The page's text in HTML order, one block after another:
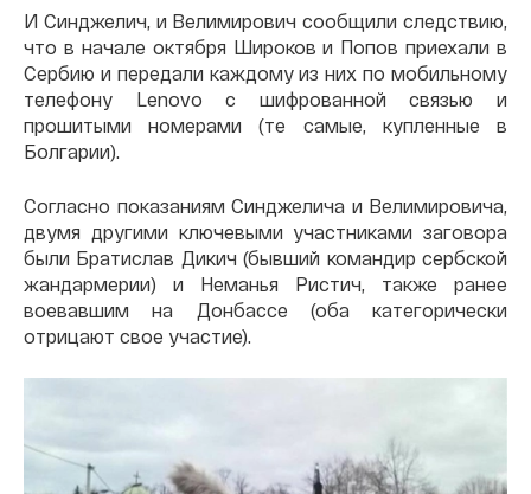
И Синджелич, и Велимирович сообщили следствию,
что в начале октября Широков и Попов приехали в
Сербию и передали каждому из них по мобильному
телефону Lenovo с шифрованной связью и
прошитыми номерами (те самые, купленные в
Болгарии).
Согласно показаниям Синджелича и Велимировича,
двумя другими ключевыми участниками заговора
были Братислав Дикич (бывший командир сербской
жандармерии) и Неманья Ристич, также ранее
воевавшим на Донбассе (оба категорически
отрицают свое участие).